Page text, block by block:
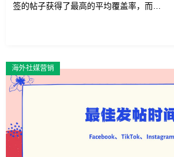
签的帖子获得了最高的平均覆盖率，而…
海外社媒营销